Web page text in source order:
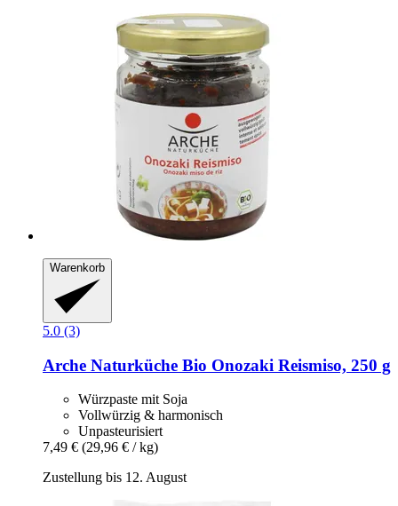
Warenkorb
5.0 (3)
Arche Naturküche Bio Onozaki Reismiso, 250 g
Würzpaste mit Soja
Vollwürzig & harmonisch
Unpasteurisiert
7,49 € (29,96 € / kg)
Zustellung bis 12. August